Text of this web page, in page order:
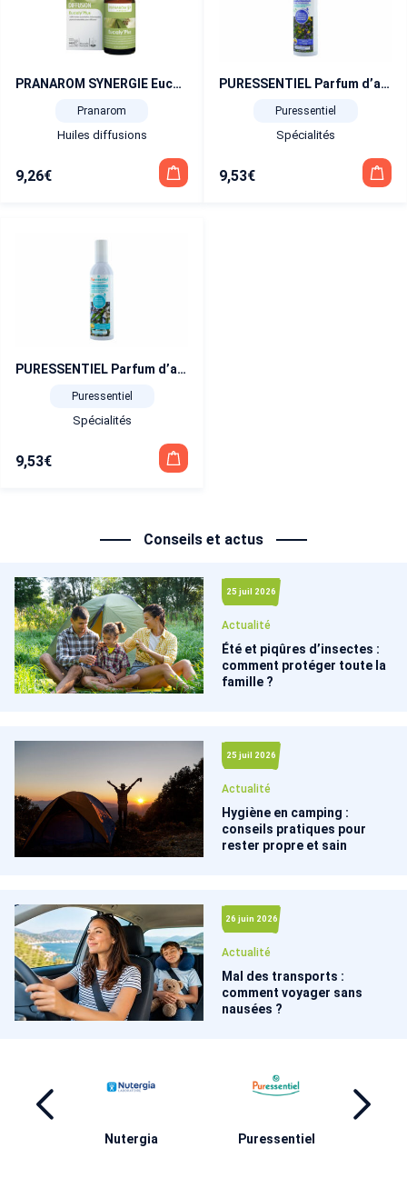
PRANAROM SYNERGIE Eucalyptus 30 ml
Pranarom
Huiles diffusions
9,26€
PURESSENTIEL Parfum d’ambiance Douceur de Provence 90 ml
Puressentiel
Spécialités
9,53€
PURESSENTIEL Parfum d’ambiance Douceur vivifiante 90 ml
Puressentiel
Spécialités
9,53€
Conseils et actus
25 juil 2026
Actualité
Été et piqûres d’insectes :
comment protéger toute la
famille ?
25 juil 2026
Actualité
Hygiène en camping :
conseils pratiques pour
rester propre et sain
26 juin 2026
Actualité
Mal des transports :
comment voyager sans
nausées ?
Nutergia Puressentiel